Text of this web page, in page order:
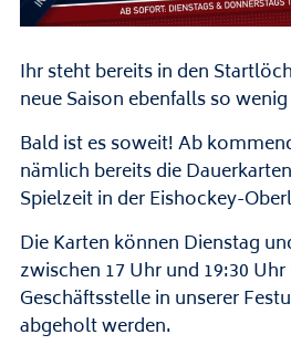
Ihr steht bereits in den
neue Saison ebenfalls so
Bald ist es soweit! Ab
nämlich bereits die
Spielzeit in der Eishockey-
Die Karten können Dienstag
zwischen 17 Uhr und 19:30
Geschäftsstelle in unserer
abgeholt werden.